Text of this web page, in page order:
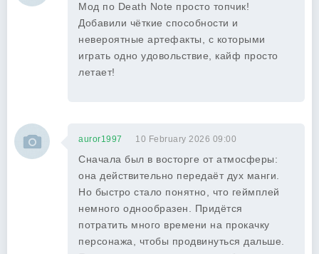
Мод по Death Note просто топчик!
Добавили чёткие способности и
невероятные артефакты, с которыми
играть одно удовольствие, кайф просто
летает!
auror1997 10 February 2026 09:00
Сначала был в восторге от атмосферы:
она действительно передаёт дух манги.
Но быстро стало понятно, что геймплей
немного однообразен. Придётся
потратить много времени на прокачку
персонажа, чтобы продвинуться дальше.